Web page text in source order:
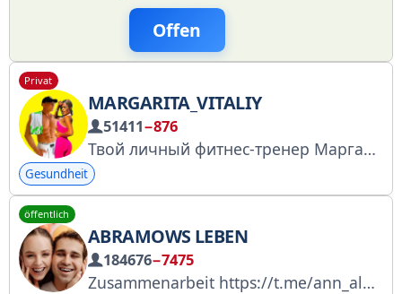
Offen
Privat
MARGARITA_VITALIY
51411−876
Твой личный фитнес-тренер Маргарита, Виталий •
Gesundheit
öffentlich
ABRAMOWS LEBEN
184676−7475
Zusammenarbeit https://t.me/ann_alexandrovaa Die Ressource ist in der Roskomnadzor-Liste enthalten: https://gosuslugi.ru/snet/67a4cb46a16f1b5542983379